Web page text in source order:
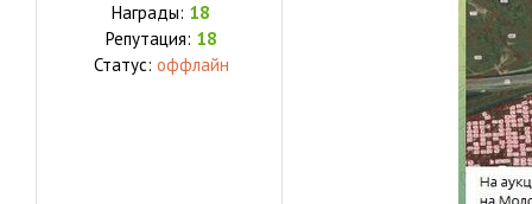
Награды: 18
Репутация: 18
Статус: оффлайн